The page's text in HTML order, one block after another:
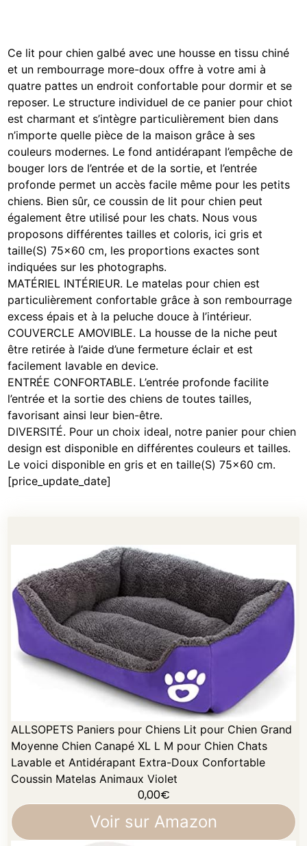
Ce lit pour chien galbé avec une housse en tissu chiné
et un rembourrage more-doux offre à votre ami à
quatre pattes un endroit confortable pour dormir et se
reposer. Le structure individuel de ce panier pour chiot
est charmant et s’intègre particulièrement bien dans
n’importe quelle pièce de la maison grâce à ses
couleurs modernes. Le fond antidérapant l’empêche de
bouger lors de l’entrée et de la sortie, et l’entrée
profonde permet un accès facile même pour les petits
chiens. Bien sûr, ce coussin de lit pour chien peut
également être utilisé pour les chats. Nous vous
proposons différentes tailles et coloris, ici gris et
taille(S) 75×60 cm, les proportions exactes sont
indiquées sur les photographs.
MATÉRIEL INTÉRIEUR. Le matelas pour chien est
particulièrement confortable grâce à son rembourrage
excess épais et à la peluche douce à l’intérieur.
COUVERCLE AMOVIBLE. La housse de la niche peut
être retirée à l’aide d’une fermeture éclair et est
facilement lavable en device.
ENTRÉE CONFORTABLE. L’entrée profonde facilite
l’entrée et la sortie des chiens de toutes tailles,
favorisant ainsi leur bien-être.
DIVERSITÉ. Pour un choix ideal, notre panier pour chien
design est disponible en différentes couleurs et tailles.
Le voici disponible en gris et en taille(S) 75×60 cm.
[price_update_date]
ALLSOPETS Paniers pour Chiens Lit pour Chien Grand
Moyenne Chien Canapé XL L M pour Chien Chats
Lavable et Antidérapant Extra-Doux Confortable
Coussin Matelas Animaux Violet
0,00€
Voir sur Amazon